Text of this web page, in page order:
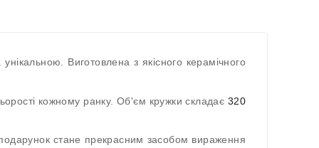
Виготовлена з якісного керамічного
кожному ранку. Об'єм кружки складає 320
стане прекрасним засобом вираження